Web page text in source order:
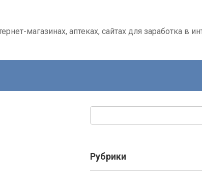
магазинах, аптеках, сайтах для заработка в
Рубрики